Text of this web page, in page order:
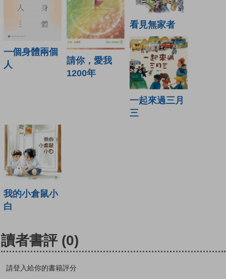
一個身體兩個
人
請你，愛我
1200年
看見無家者
一起來過三月
三
我的小倉鼠小
白
讀者書評 (0)
請登入給你的書籍評分